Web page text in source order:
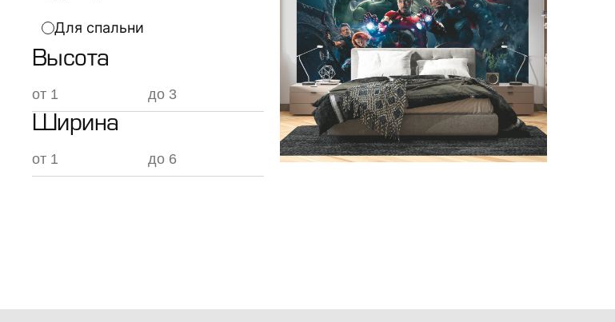
Для спальни
Высота
Ширина